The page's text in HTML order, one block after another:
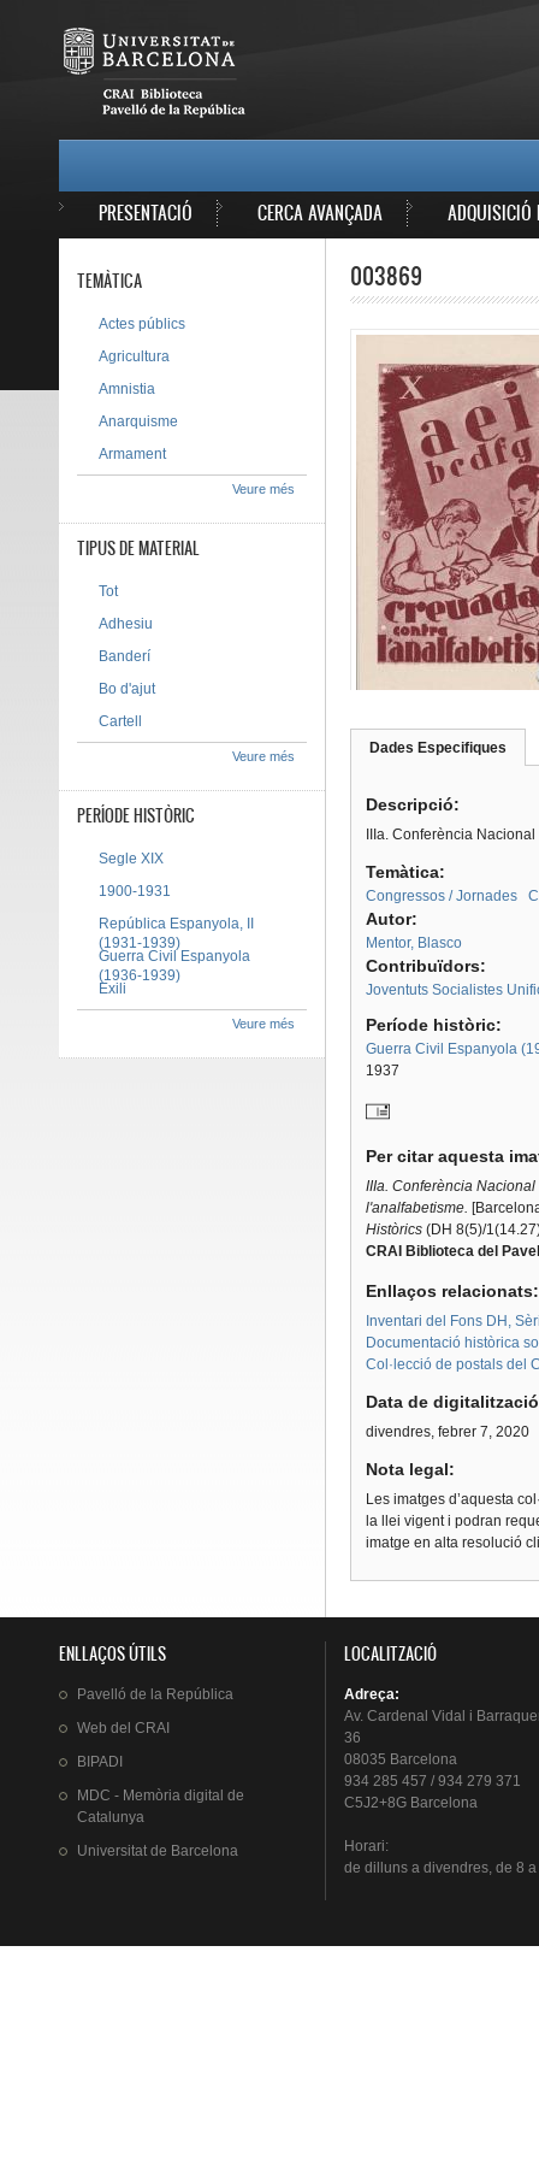
PRESENTACIÓ CERCA AVANÇADA ADQUISICIÓ
003869
Dades Especifiques
Descripció:
IIIa. Conferència
Temàtica:
Congressos / Jornades
Autor:
Mentor, Blasco
Contribuïdors:
Joventuts Socialistes
Període històric:
Guerra Civil Espanyola
1937
Per citar aquesta
IIIa. Conferència
l'analfabetisme.
Històrics(DH 8(5)/
CRAI Biblioteca del
Enllaços
Inventari del Fons DH,
Documentació històrica
Col·lecció de postals del
Data de
divendres, febrer 7, 2020
Nota legal:
Les imatges d’aquesta
la llei vigent i podran
imatge en alta resolució
TEMÀTICA
Actes públics
Agricultura
Amnistia
Anarquisme
Armament
Veure més
TIPUS DE MATERIAL
Tot
Adhesiu
Banderí
Bo d'ajut
Cartell
Veure més
PERÍODE HISTÒRIC
Segle XIX
1900-1931
República Espanyola, II
(1931-1939)
Guerra Civil Espanyola
(1936-1939)
Exili
Veure més
ENLLAÇOS ÚTILS
Pavelló de la República
Web del CRAI
BIPADI
MDC - Memòria digital de
Catalunya
Universitat de Barcelona
LOCALITZACIÓ
Adreça:
Av. Cardenal Vidal i
36
08035 Barcelona
934 285 457 / 934 279 371
C5J2+8G Barcelona
Horari:
de dillunsa divendres, de 8